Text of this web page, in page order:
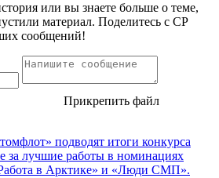
или вы знаете больше о теме,
материал. Поделитесь с СР
сообщений!
Прикрепить файл
подводят итоги конкурса
за лучшие работы в номинациях
в Арктике» и «Люди СМП».